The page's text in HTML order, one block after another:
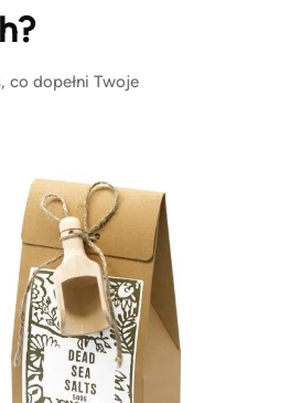
co dopełni Twoje